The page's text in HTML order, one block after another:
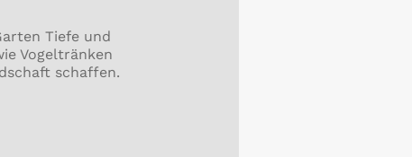
Tiefe und
Vogeltränken
schaffen.